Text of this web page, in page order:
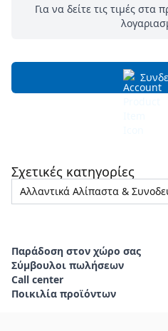
Για να δείτε τις τιμές στα
Σχετικές κατηγορίες
Αλλαντικά Αλίπαστα &
Παράδοση στον χώρο σας
Σύμβουλοι πωλήσεων
Call center
Ποικιλία προϊόντων